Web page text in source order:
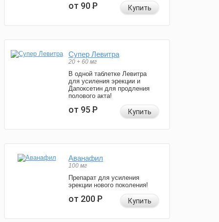
от 90Р Купить
Супер Левитра
20 + 60 мг
В одной таблетке Левитра
для усиления эрекции и
Дапоксетин для продления
полового акта!
от 95Р Купить
Аванафил
100 мг
Препарат для усиления
эрекции нового поколения!
от 200Р Купить